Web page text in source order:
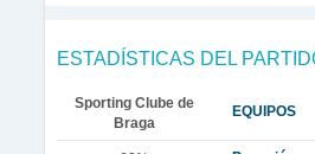
ESTADÍSTICAS DEL
Sporting Clube de
Braga
EQUIPOS